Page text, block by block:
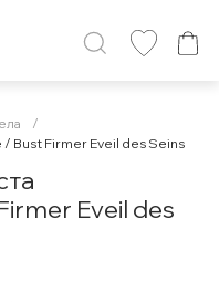
/
Bust Firmer Eveil des Seins
Eveil des